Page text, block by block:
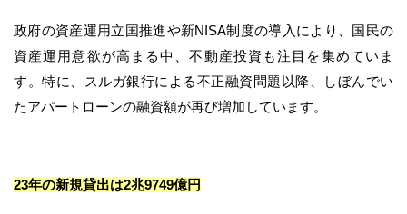
政府の資産運用立国推進や新NISA制度の導入により、国民の
資産運用意欲が高まる中、不動産投資も注目を集めていま
す。特に、スルガ銀行による不正融資問題以降、しぼんでい
たアパートローンの融資額が再び増加しています。
23年の新規貸出は2兆9749億円